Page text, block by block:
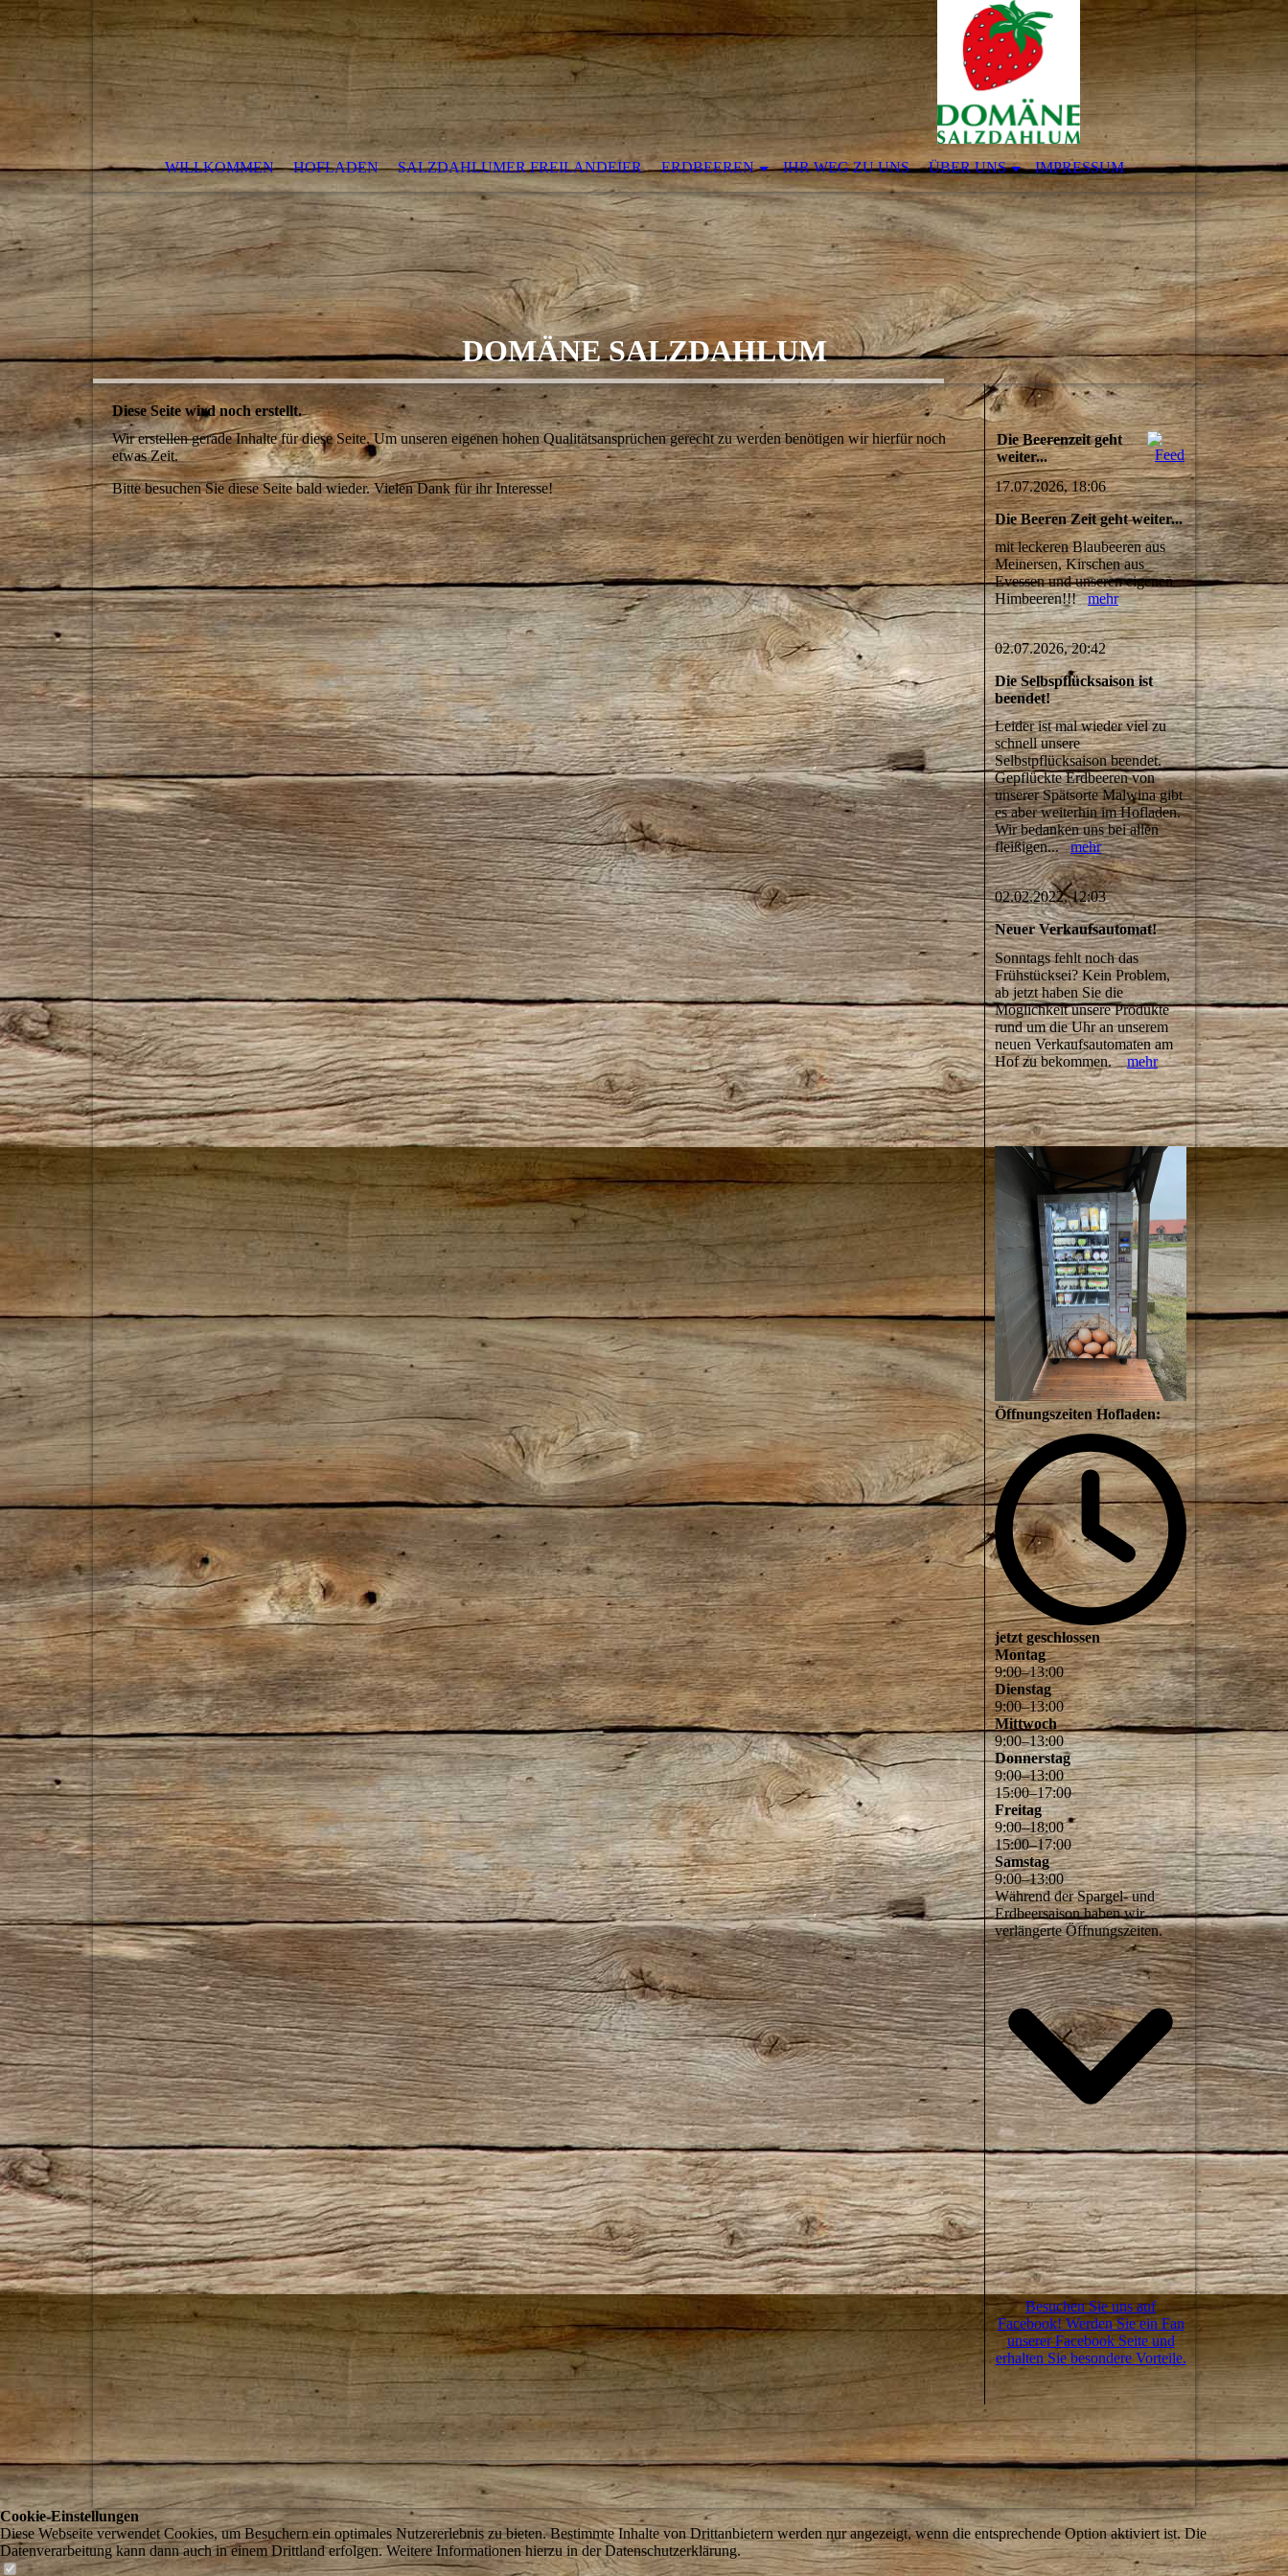
WILLKOMMEN HOFLADEN SALZDAHLUMER FREILANDEIER ERDBEEREN IHR WEG ZU UNS ÜBER UNS IMPRESSUM
DOMÄNE SALZDAHLUM
Diese Seite wird noch erstellt.
Wir erstellen gerade Inhalte für diese Seite. Um unseren eigenen hohen Qualitätsansprüchen gerecht zu werden benötigen wir hierfür noch
etwas Zeit.
Bitte besuchen Sie diese Seite bald wieder. Vielen Dank für ihr Interesse!
Die Beerenzeit geht
weiter...
17.07.2026, 18:06
Die Beeren Zeit geht weiter...
mit leckeren Blaubeeren aus
Meinersen, Kirschen aus
Evessen und unseren eigenen
Himbeeren!!!mehr
02.07.2026, 20:42
Die Selbspflücksaison ist
beendet!
Leider ist mal wieder viel zu
schnell unsere
Selbstpflücksaison beendet.
Gepflückte Erdbeeren von
unserer Spätsorte Malwina gibt
es aber weiterhin im Hofladen.
Wir bedanken uns bei allen
fleißigen...mehr
02.02.2022, 12:03
Neuer Verkaufsautomat!
Sonntags fehlt noch das
Frühstücksei? Kein Problem,
ab jetzt haben Sie die
Möglichkeit unsere Produkte
rund um die Uhr an unserem
neuen Verkaufsautomaten am
Hof zu bekommen.mehr
Öffnungszeiten Hofladen:
jetzt geschlossen
Montag
9:00–13:00
Dienstag
9:00–13:00
Mittwoch
9:00–13:00
Donnerstag
9:00–13:00
15:00–17:00
Freitag
9:00–18:00
15:00–17:00
Samstag
9:00–13:00
Während der Spargel- und
Erdbeersaison haben wir
verlängerte Öffnungszeiten.
Besuchen Sie uns auf
Facebook! Werden Sie ein Fan
unserer Facebook Seite und
erhalten Sie besondere Vorteile.
Cookie-Einstellungen
Diese Webseite verwendet Cookies, um Besuchern ein optimales Nutzererlebnis zu bieten. Bestimmte Inhalte von Drittanbietern werden nur angezeigt, wenn die entsprechende Option aktiviert ist. Die
Datenverarbeitung kann dann auch in einem Drittland erfolgen. Weitere Informationen hierzu in der Datenschutzerklärung.